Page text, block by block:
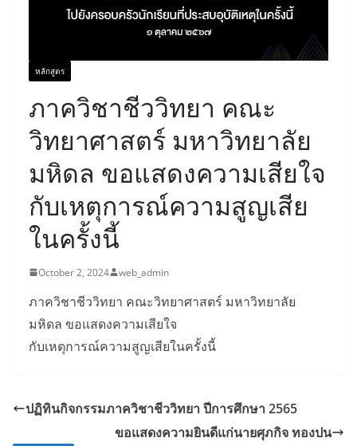
หลักสูตร
ภาควิชาชีววิทยา คณะ
วิทยาศาสตร์ มหาวิทยาลัย
มหิดล ขอแสดงความเสียใจ
กับเหตุการณ์ความสูญเสีย
ในครั้งนี้
October 2, 2024 web_admin
ภาควิชาชีววิทยา คณะวิทยาศาสตร์ มหาวิทยาลัย
มหิดล ขอแสดงความเสียใจ
กับเหตุการณ์ความสูญเสียในครั้งนี้
ปฏิทินกิจกรรมภาควิชาชีววิทยา ปีการศึกษา 2565
ขอแสดงความยินดีแก่นายศุภกิจ ทองปน